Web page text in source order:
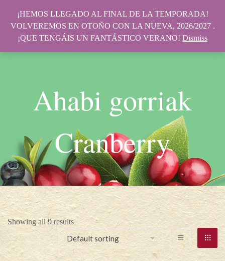
Ahabi gorriak
Cranberry
Showing all 9 results
¡HEMOS LLEGADO AL FINAL DE LA TEMPORADA!
VOLVEREMOS EN OTOÑO CON LA NUEVA, 2026/2027 .
¡QUE TENGÁIS UN FANTÁSTICO VERANO! Dismiss